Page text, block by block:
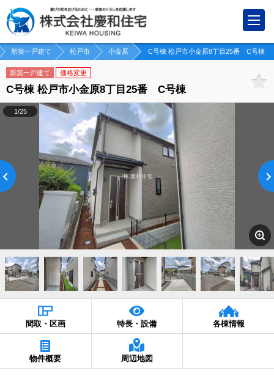
新築一戸建て 松戸市 小金原 C号棟 松戸市小金原8丁目25番 C号棟
新築一戸建て 価格変更
C号棟 松戸市小金原8丁目25番 C号棟
1/25
間取・区画 特長・設備 各棟情報
物件概要 周辺地図